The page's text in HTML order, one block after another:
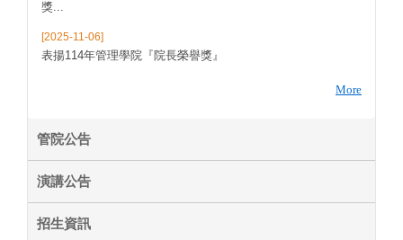
獎...
[2025-11-06]
表揚114年管理學院『院長榮譽獎』
More
管院公告
演講公告
招生資訊